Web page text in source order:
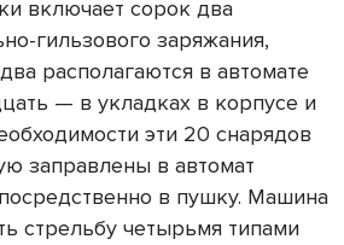
включает сорок два
гильзового заряжания,
располагаются в автомате
— в укладках в корпусе и
эти 20 снарядов
заправлены в автомат
в пушку. Машина
стрельбу четырьмя типами